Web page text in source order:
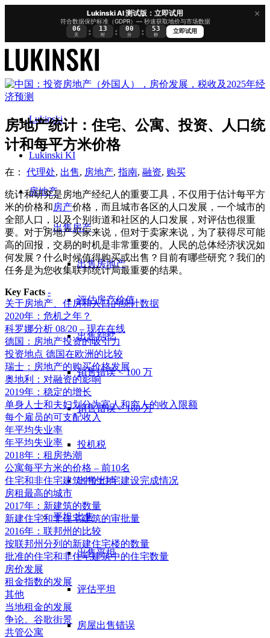
×
Lukinski AI 测试版：立即试用
符合数据保护标准（GDPR）— 秒速获取地价与市场数据
06
天 : 13
时 : 00
分 : 53
秒
立即试用
Lukinski
Lukinski KI
房地产
出售房产
出售房地产
评估房产价值
出售别墅
销售错误 < 100 万
销售错误 > 100 万
投机税
出售土地
平坦出售
出售平坦
评估平坦
房屋出售错误
房地产统计：住宅、公寓、投资、人口统
计和每平方米价格
在： 代理处, 出售, 房地产, 指南, 融资, 购买
统计和研究是房地产经纪人的重要工具，不仅用于估计每平方
米的价格和房产价格，而且城市各区的人口发展，一个城市的
全部人口，以及个别街道和社区的人口发展，对评估也很重
要。对于房地产买家来说，但对于卖家来说，为了获得尽可能
高的回报，交易的时机是非常重要的。人民的总体经济状况如
何发展？什么时候值得购买或出售？目前有哪些研究？我们的
任务是为您收集联邦统计局最重要的结果。
Key Facts -
关于房地产、住房和人口的统计数据
2020年：危机之年？
科罗娜分析 08/20 – 现在在线
德国：房地产投资的吸引力
投资地点 德国在欧洲的比较
瑞士：房地产的购买价格发展
奥地利：对融资的影响
2019年：稳定的增长
单身人士和夫妇划分为富人和穷人的收入限额
每个雇员的可支配收入
年平均失业率
年平均失业率
2018年：租房热潮
公寓每平方米的价格 – 前10名
住宅和非住宅建筑中的住宅建设完成情况
房租最高的城市
2017年：新建筑的数量
新建住宅和非住宅建筑的审批量
2016年：联邦州的比较
按联邦州分列的新建住宅楼的数量
批准的住宅和非住宅建筑中的住宅数量
房价发展
租金指数的发展
其他
当地租金的发展
争论。谷歌街景
共管公寓